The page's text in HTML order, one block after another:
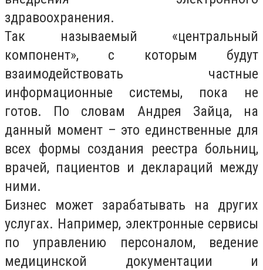
здравоохранения.
Так называемый «центральный
компонент», с которым будут
взаимодействовать частные
информационные системы, пока не
готов. По словам Андрея Зайца, на
данный момент – это единственные для
всех формы создания реестра больниц,
врачей, пациентов и деклараций между
ними.
Бизнес может зарабатывать на других
услугах. Например, электронные сервисы
по управлению персоналом, ведение
медицинской документации и